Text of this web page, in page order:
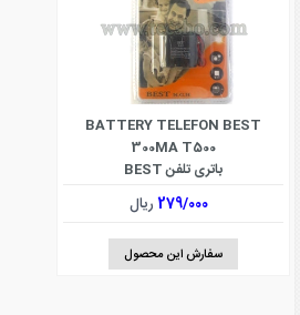
BATTERY TELEFON BEST
300MA T500
باتری تلفن BEST
279/000ریال
سفارش این محصول